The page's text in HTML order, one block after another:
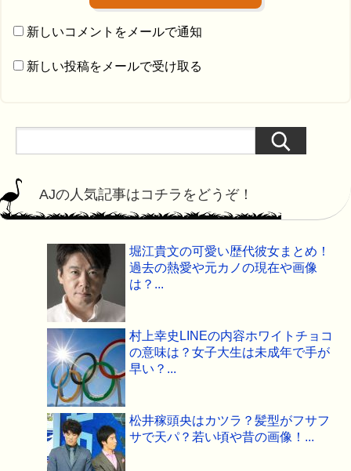
新しいコメントをメールで通知
新しい投稿をメールで受け取る
AJの人気記事はコチラをどうぞ！
堀江貴文の可愛い歴代彼女まとめ！
過去の熱愛や元カノの現在や画像
は？...
村上幸史LINEの内容ホワイトチョコ
の意味は？女子大生は未成年で手が
早い？...
松井稼頭央はカツラ？髪型がフサフ
サで天パ？若い頃や昔の画像！...